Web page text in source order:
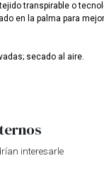
transpirable o
en la palma para
secado al aire.
interesarle